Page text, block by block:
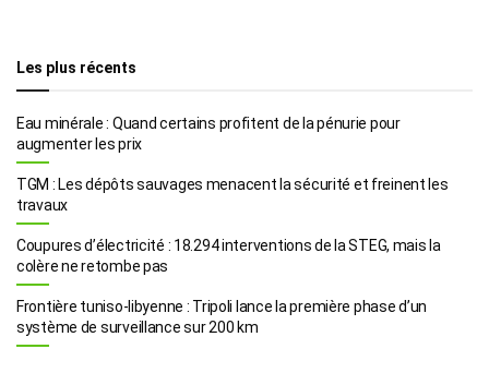
Les plus récents
Eau minérale : Quand certains profitent de la pénurie pour
augmenter les prix
TGM : Les dépôts sauvages menacent la sécurité et freinent les
travaux
Coupures d’électricité : 18.294 interventions de la STEG, mais la
colère ne retombe pas
Frontière tuniso-libyenne : Tripoli lance la première phase d’un
système de surveillance sur 200 km